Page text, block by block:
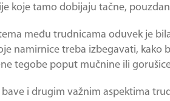
koje tamo dobijaju tačne,
među trudnicama oduvek je
namirnice treba izbegavati,
tegobe poput mučnine ili
bave i drugim važnim aspektima